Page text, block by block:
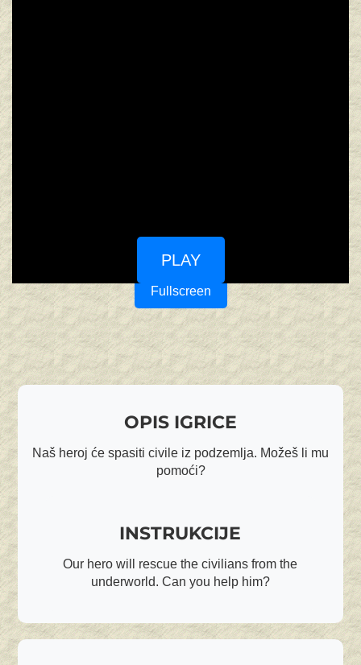
PLAY
Fullscreen
OPIS IGRICE
Naš heroj će spasiti civile iz podzemlja. Možeš li mu
pomoći?
INSTRUKCIJE
Our hero will rescue the civilians from the
underworld. Can you help him?